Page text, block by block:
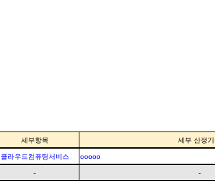
세부항목 세부 산정
클라우드컴퓨팅서비스 ooooo
- -